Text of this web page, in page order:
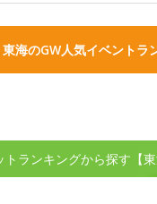
東海のGW人気イベントラ
ランキングから探す【東